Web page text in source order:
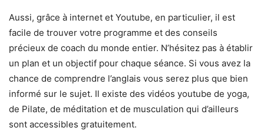
Aussi, grâce à internet et Youtube, en particulier, il est
facile de trouver votre programme et des conseils
précieux de coach du monde entier. N’hésitez pas à établir
un plan et un objectif pour chaque séance. Si vous avez la
chance de comprendre l’anglais vous serez plus que bien
informé sur le sujet. Il existe des vidéos youtube de yoga,
de Pilate, de méditation et de musculation qui d’ailleurs
sont accessibles gratuitement.